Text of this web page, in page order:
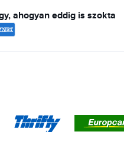
ahogyan eddig is szokta